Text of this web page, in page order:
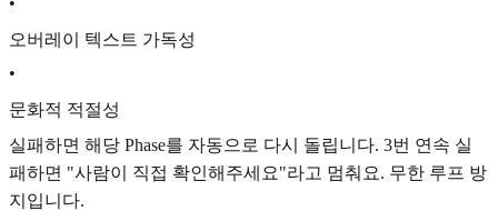
오버레이 텍스트 가독성
•
문화적 적절성
실패하면 해당 Phase를 자동으로 다시 돌립니다. 3번 연속 실
패하면 "사람이 직접 확인해주세요"라고 멈춰요. 무한 루프 방
지입니다.